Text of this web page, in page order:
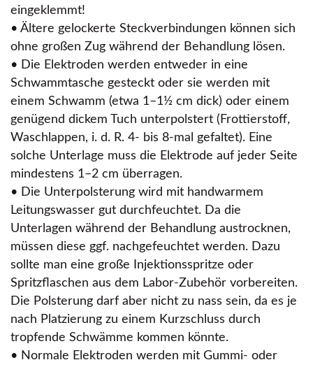
eingeklemmt!
• Ältere gelockerte Steckverbindungen können sich
ohne großen Zug während der Behandlung lösen.
• Die Elektroden werden entweder in eine
Schwammtasche gesteckt oder sie werden mit
einem Schwamm (etwa 1–1½ cm dick) oder einem
genügend dickem Tuch unterpolstert (Frottierstoff,
Waschlappen, i. d. R. 4- bis 8-mal gefaltet). Eine
solche Unterlage muss die Elektrode auf jeder Seite
mindestens 1–2 cm überragen.
• Die Unterpolsterung wird mit handwarmem
Leitungswasser gut durchfeuchtet. Da die
Unterlagen während der Behandlung austrocknen,
müssen diese ggf. nachgefeuchtet werden. Dazu
sollte man eine große Injektionsspritze oder
Spritzflaschen aus dem Labor-Zubehör vorbereiten.
Die Polsterung darf aber nicht zu nass sein, da es je
nach Platzierung zu einem Kurzschluss durch
tropfende Schwämme kommen könnte.
• Normale Elektroden werden mit Gummi- oder